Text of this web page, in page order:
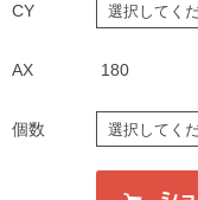
CY
AX 180
個数